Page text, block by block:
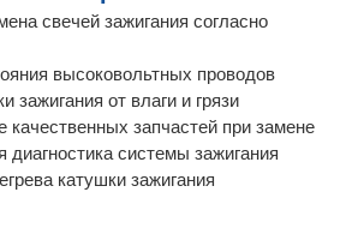
свечей зажигания согласно
высоковольтных проводов
зажигания от влаги и грязи
качественных запчастей при замене
диагностика системы зажигания
катушки зажигания